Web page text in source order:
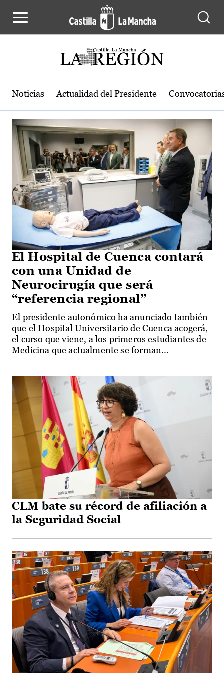
Actualidad de la región de Castilla-
Noticias Actualidad del Presidente
El Hospital de Cuenca contará
con una Unidad de
Neurocirugía que será
“referencia regional”
El presidente autonómico ha anunciado también
que el Hospital Universitario de Cuenca acogerá,
el curso que viene, a los primeros estudiantes de
Medicina que actualmente se forman...
CLM bate su récord de afiliación a
la Seguridad Social